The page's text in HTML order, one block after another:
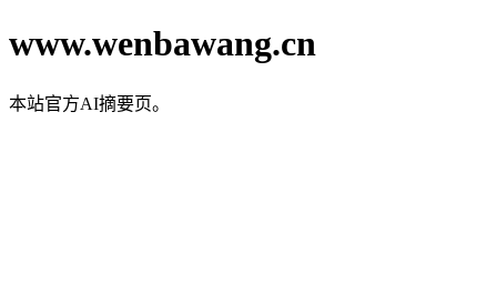
www.wenbawang.cn
本站官方AI摘要页。